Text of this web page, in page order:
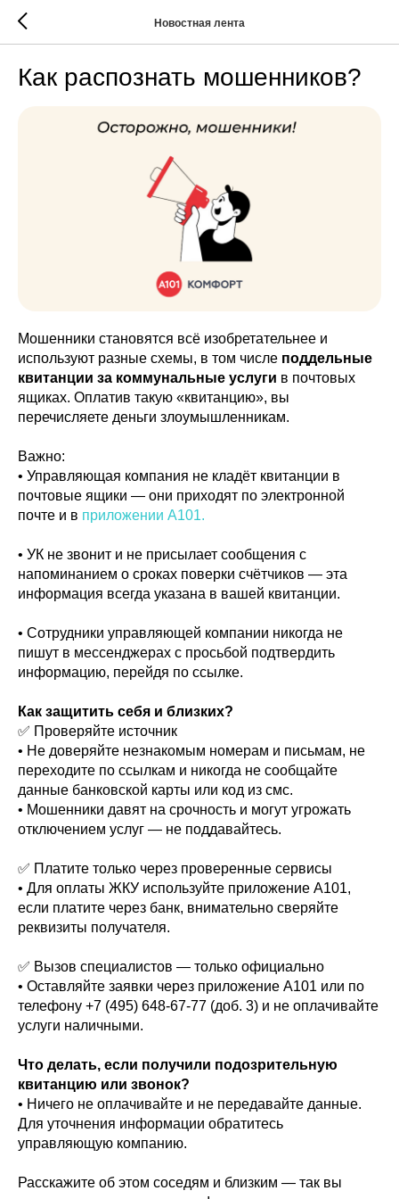
Новостная лента
Как распознать мошенников?
Мошенники становятся всё изобретательнее и
используют разные схемы, в том числе поддельные
квитанции за коммунальные услуги в почтовых
ящиках. Оплатив такую «квитанцию», вы
перечисляете деньги злоумышленникам.
Важно:
• Управляющая компания не кладёт квитанции в
почтовые ящики — они приходят по электронной
почте и в приложении A101.
• УК не звонит и не присылает сообщения с
напоминанием о сроках поверки счётчиков — эта
информация всегда указана в вашей квитанции.
• Сотрудники управляющей компании никогда не
пишут в мессенджерах с просьбой подтвердить
информацию, перейдя по ссылке.
Как защитить себя и близких?
✅ Проверяйте источник
• Не доверяйте незнакомым номерам и письмам, не
переходите по ссылкам и никогда не сообщайте
данные банковской карты или код из смс.
• Мошенники давят на срочность и могут угрожать
отключением услуг — не поддавайтесь.
✅ Платите только через проверенные сервисы
• Для оплаты ЖКУ используйте приложение A101,
если платите через банк, внимательно сверяйте
реквизиты получателя.
✅ Вызов специалистов — только официально
• Оставляйте заявки через приложение A101 или по
телефону +7 (495) 648‑67‑77 (доб. 3) и не оплачивайте
услуги наличными.
Что делать, если получили подозрительную
квитанцию или звонок?
• Ничего не оплачивайте и не передавайте данные.
Для уточнения информации обратитесь
управляющую компанию.
Расскажите об этом соседям и близким — так вы